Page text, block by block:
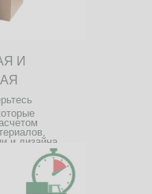
И
и дизайна.